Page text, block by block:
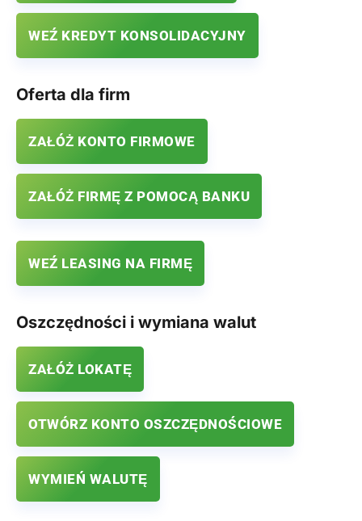
WEŹ KREDYT KONSOLIDACYJNY
Oferta dla firm
ZAŁÓŻ KONTO FIRMOWE
ZAŁÓŻ FIRMĘ Z POMOCĄ BANKU
WEŹ LEASING NA FIRMĘ
Oszczędności i wymiana walut
ZAŁÓŻ LOKATĘ
OTWÓRZ KONTO OSZCZĘDNOŚCIOWE
WYMIEŃ WALUTĘ